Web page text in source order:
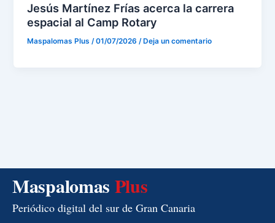
Jesús Martínez Frías acerca la carrera
espacial al Camp Rotary
Maspalomas Plus/01/07/2026/Deja un comentario
Maspalomas Plus
Periódico digital del sur de Gran Canaria